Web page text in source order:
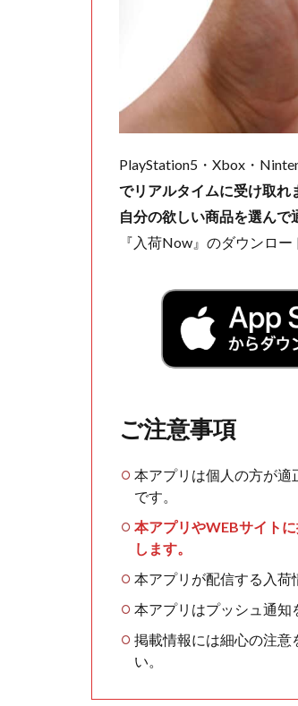
PlayStation5・Xbox・
でリアルタイムに受け取れ
自分の欲しい商品を選んで
『入荷Now』のダウンロー
ご注意事項
本アプリは個人の方が適
です。
本アプリやWEBサイト
します。
本アプリが配信する入荷
本アプリはプッシュ通知
掲載情報には細心の注意
い。